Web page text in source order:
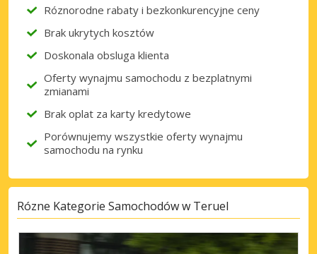
Róznorodne rabaty i bezkonkurencyjne ceny
Brak ukrytych kosztów
Doskonala obsluga klienta
Oferty wynajmu samochodu z bezplatnymi
zmianami
Brak oplat za karty kredytowe
Porównujemy wszystkie oferty wynajmu
samochodu na rynku
Rózne Kategorie Samochodów w Teruel